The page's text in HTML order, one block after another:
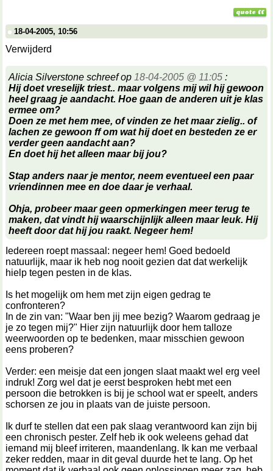
18-04-2005, 10:56
Verwijderd
Alicia Silverstone schreef op 18-04-2005 @ 11:05 :
Hij doet vreselijk triest.. maar volgens mij wil hij gewoon
heel graag je aandacht. Hoe gaan de anderen uit je klas
ermee om?
Doen ze met hem mee, of vinden ze het maar zielig.. of
lachen ze gewoon ff om wat hij doet en besteden ze er
verder geen aandacht aan?
En doet hij het alleen maar bij jou?
Stap anders naar je mentor, neem eventueel een paar
vriendinnen mee en doe daar je verhaal.
Ohja, probeer maar geen opmerkingen meer terug te
maken, dat vindt hij waarschijnlijk alleen maar leuk. Hij
heeft door dat hij jou raakt. Negeer hem!
Iedereen roept massaal: negeer hem! Goed bedoeld
natuurlijk, maar ik heb nog nooit gezien dat dat werkelijk
hielp tegen pesten in de klas.
Is het mogelijk om hem met zijn eigen gedrag te
confronteren?
In de zin van: "Waar ben jij mee bezig? Waarom gedraag je
je zo tegen mij?" Hier zijn natuurlijk door hem talloze
weerwoorden op te bedenken, maar misschien gewoon
eens proberen?
Verder: een meisje dat een jongen slaat maakt wel erg veel
indruk! Zorg wel dat je eerst besproken hebt met een
persoon die betrokken is bij je school wat er speelt, anders
schorsen ze jou in plaats van de juiste persoon.
Ik durf te stellen dat een pak slaag verantwoord kan zijn bij
een chronisch pester. Zelf heb ik ook weleens gehad dat
iemand mij bleef irriteren, maandenlang. Ik kan me verbaal
zeker redden, maar in dit geval duurde het te lang. Op het